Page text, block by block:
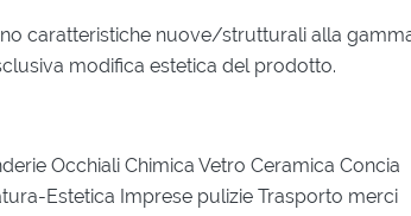
caratteristiche nuove/strutturali alla
modifica estetica del prodotto.
Occhiali Chimica Vetro Ceramica Concia
Estetica Imprese pulizie Trasporto merci